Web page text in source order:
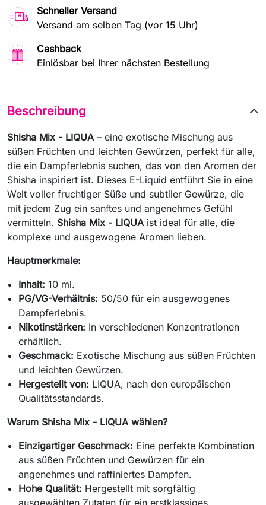
Schneller Versand
Versand am selben Tag (vor 15 Uhr)
Cashback
Einlösbar bei Ihrer nächsten Bestellung
Beschreibung
Shisha Mix - LIQUA – eine exotische Mischung aus
süßen Früchten und leichten Gewürzen, perfekt für alle,
die ein Dampferlebnis suchen, das von den Aromen der
Shisha inspiriert ist. Dieses E-Liquid entführt Sie in eine
Welt voller fruchtiger Süße und subtiler Gewürze, die
mit jedem Zug ein sanftes und angenehmes Gefühl
vermitteln. Shisha Mix - LIQUA ist ideal für alle, die
komplexe und ausgewogene Aromen lieben.
Hauptmerkmale:
Inhalt: 10 ml.
PG/VG-Verhältnis: 50/50 für ein ausgewogenes
Dampferlebnis.
Nikotinstärken: In verschiedenen Konzentrationen
erhältlich.
Geschmack: Exotische Mischung aus süßen Früchten
und leichten Gewürzen.
Hergestellt von: LIQUA, nach den europäischen
Qualitätsstandards.
Warum Shisha Mix - LIQUA wählen?
Einzigartiger Geschmack: Eine perfekte Kombination
aus süßen Früchten und Gewürzen für ein
angenehmes und raffiniertes Dampfen.
Hohe Qualität: Hergestellt mit sorgfältig
ausgewählten Zutaten für ein erstklassiges